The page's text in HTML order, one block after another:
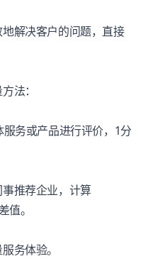
解决客户的问题，直接
法：
务或产品进行评价，1分
推荐企业，计算
。
务体验。